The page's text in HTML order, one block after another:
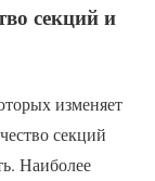
секций и
изменяет
секций
Наиболее